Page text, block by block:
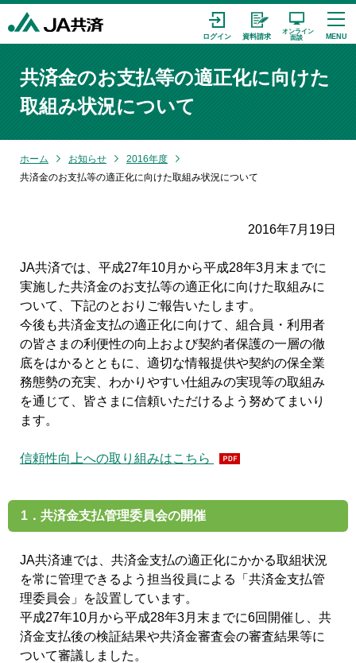
共済金のお支払等の適正化に向けた
取組み状況について
ホーム お知らせ
2016年度
共済金のお支払等の適正化に向けた取組み状況について
2016年7月19日
JA共済では、平成27年10月から平成28年3月末までに
実施した共済金のお支払等の適正化に向けた取組みに
ついて、下記のとおりご報告いたします。
今後も共済金支払の適正化に向けて、組合員・利用者
の皆さまの利便性の向上および契約者保護の一層の徹
底をはかるとともに、適切な情報提供や契約の保全業
務態勢の充実、わかりやすい仕組みの実現等の取組み
を通じて、皆さまに信頼いただけるよう努めてまいり
ます。
信頼性向上への取り組みはこちら
1．共済金支払管理委員会の開催
JA共済連では、共済金支払の適正化にかかる取組状況
を常に管理できるよう担当役員による「共済金支払管
理委員会」を設置しています。
平成27年10月から平成28年3月末までに6回開催し、共
済金支払後の検証結果や共済金審査会の審査結果等に
ついて審議しました。